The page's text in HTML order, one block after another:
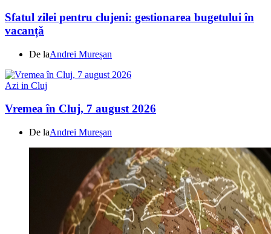
Sfatul zilei pentru clujeni: gestionarea bugetului în
vacanță
De laAndrei Mureșan
Azi in Cluj
Vremea în Cluj, 7 august 2026
De laAndrei Mureșan